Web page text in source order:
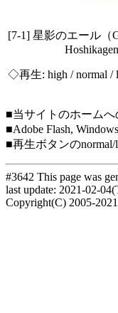
[7-1] 星影のエール（
Hoshikageno
◇再生: high / normal /
■当サイトのホームへ
■Adobe Flash,
■再生ボタンの
#3642 This page was
last update: 2021-02-
Copyright(C) 2005-